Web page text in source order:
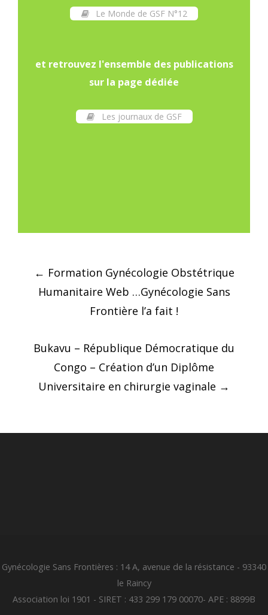
Le Monde de GSF N°12
et retrouvez l'ensemble des publications
sur la page dédiée
Les journaux de GSF
Post
navigation
← Formation Gynécologie Obstétrique
Humanitaire Web …Gynécologie Sans
Frontière l’a fait !
Bukavu – République Démocratique du
Congo – Création d’un Diplôme
Universitaire en chirurgie vaginale →
Gynécologie Sans Frontières : 14 A, avenue de la résistance - 93340
le Raincy
Association loi 1901 - SIRET : 433 299 179 00070- APE : 8899B